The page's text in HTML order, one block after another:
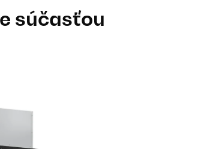
súčasťou